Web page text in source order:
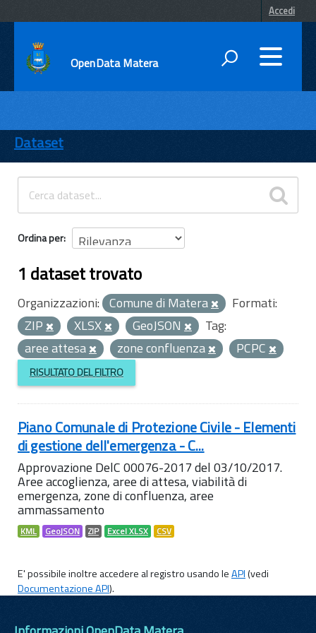
Accedi
OpenData Matera
ENTI
TEMI
INFORMAZIONI
Dataset
Ordina per
1 dataset trovato
Organizzazioni: Comune di Matera
Formati:
ZIP
XLSX GeoJSON
Tag:
aree attesa
zone confluenza PCPC
RISULTATO DEL FILTRO
Piano Comunale di Protezione Civile - Elementi
di gestione dell'emergenza - C...
Approvazione DelC 00076-2017 del 03/10/2017.
Aree accoglienza, aree di attesa, viabilità di
emergenza, zone di confluenza, aree
ammassamento
KML GeoJSON ZIP Excel XLSX CSV
E' possibile inoltre accedere al registro usando leAPI(vedi
Documentazione API).